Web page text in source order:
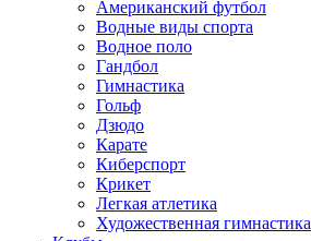
Американский футбол
Водные виды спорта
Водное поло
Гандбол
Гимнастика
Гольф
Дзюдо
Карате
Киберспорт
Крикет
Легкая атлетика
Художественная гимнастика